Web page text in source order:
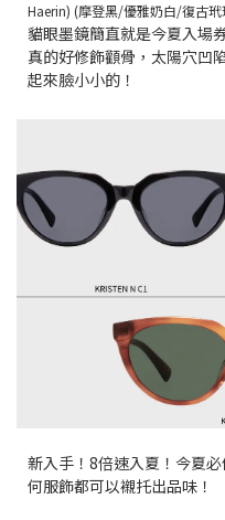
Haerin) (摩登黑/優雅奶白/復古玳
貓眼墨鏡簡直就是今夏入場
真的好修飾顴骨，太陽穴凹
起來臉小小的！
新入手！8倍速入夏！今夏
何服飾都可以襯托出品味！